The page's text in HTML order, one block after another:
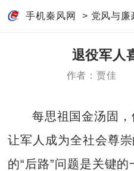
手机秦风网 > 党风与廉
退役军人
作者：贾佳
每思祖国金汤固
让军人成为全社会尊
的“后路”问题是关键的